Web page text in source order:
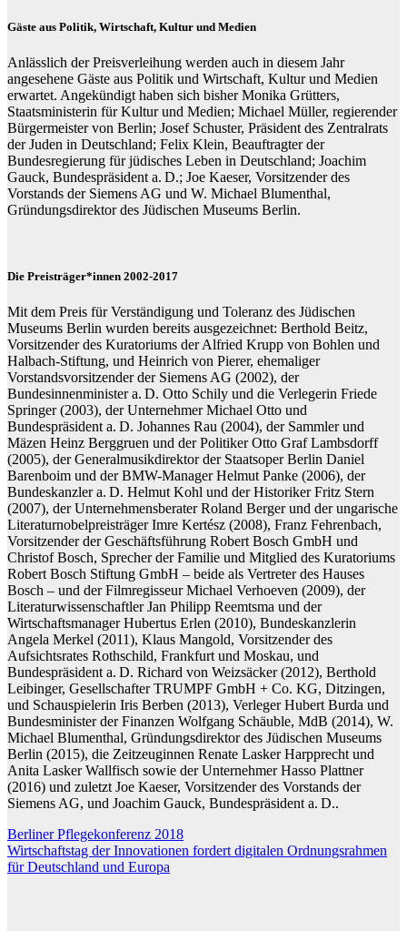
Gäste aus Politik, Wirtschaft, Kultur und Medien
Anlässlich der Preisverleihung werden auch in diesem Jahr
angesehene Gäste aus Politik und Wirtschaft, Kultur und Medien
erwartet. Angekündigt haben sich bisher Monika Grütters,
Staatsministerin für Kultur und Medien; Michael Müller, regierender
Bürgermeister von Berlin; Josef Schuster, Präsident des Zentralrats
der Juden in Deutschland; Felix Klein, Beauftragter der
Bundesregierung für jüdisches Leben in Deutschland; Joachim
Gauck, Bundespräsident a. D.; Joe Kaeser, Vorsitzender des
Vorstands der Siemens AG und W. Michael Blumenthal,
Gründungsdirektor des Jüdischen Museums Berlin.
Die Preisträger*innen 2002-2017
Mit dem Preis für Verständigung und Toleranz des Jüdischen
Museums Berlin wurden bereits ausgezeichnet: Berthold Beitz,
Vorsitzender des Kuratoriums der Alfried Krupp von Bohlen und
Halbach-Stiftung, und Heinrich von Pierer, ehemaliger
Vorstandsvorsitzender der Siemens AG (2002), der
Bundesinnenminister a. D. Otto Schily und die Verlegerin Friede
Springer (2003), der Unternehmer Michael Otto und
Bundespräsident a. D. Johannes Rau (2004), der Sammler und
Mäzen Heinz Berggruen und der Politiker Otto Graf Lambsdorff
(2005), der Generalmusikdirektor der Staatsoper Berlin Daniel
Barenboim und der BMW-Manager Helmut Panke (2006), der
Bundeskanzler a. D. Helmut Kohl und der Historiker Fritz Stern
(2007), der Unternehmensberater Roland Berger und der ungarische
Literaturnobelpreisträger Imre Kertész (2008), Franz Fehrenbach,
Vorsitzender der Geschäftsführung Robert Bosch GmbH und
Christof Bosch, Sprecher der Familie und Mitglied des Kuratoriums
Robert Bosch Stiftung GmbH – beide als Vertreter des Hauses
Bosch – und der Filmregisseur Michael Verhoeven (2009), der
Literaturwissenschaftler Jan Philipp Reemtsma und der
Wirtschaftsmanager Hubertus Erlen (2010), Bundeskanzlerin
Angela Merkel (2011), Klaus Mangold, Vorsitzender des
Aufsichtsrates Rothschild, Frankfurt und Moskau, und
Bundespräsident a. D. Richard von Weizsäcker (2012), Berthold
Leibinger, Gesellschafter TRUMPF GmbH + Co. KG, Ditzingen,
und Schauspielerin Iris Berben (2013), Verleger Hubert Burda und
Bundesminister der Finanzen Wolfgang Schäuble, MdB (2014), W.
Michael Blumenthal, Gründungsdirektor des Jüdischen Museums
Berlin (2015), die Zeitzeuginnen Renate Lasker Harpprecht und
Anita Lasker Wallfisch sowie der Unternehmer Hasso Plattner
(2016) und zuletzt Joe Kaeser, Vorsitzender des Vorstands der
Siemens AG, und Joachim Gauck, Bundespräsident a. D..
Beitragsnavigation
Berliner Pflegekonferenz 2018
Wirtschaftstag der Innovationen fordert digitalen Ordnungsrahmen
für Deutschland und Europa